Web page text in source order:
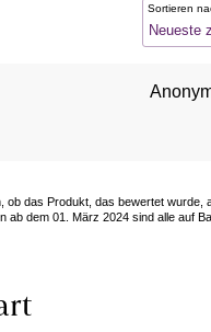
Sortieren
das Produkt, das bewertet wurde,
ab dem 01. März 2024 sind alle auf